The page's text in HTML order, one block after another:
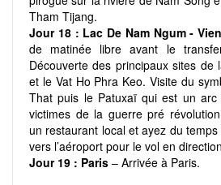
Tham Tijang.
Jour 18 : Lac De Nam Ngum -
de matinée libre avant le
Découverte des principaux sites de
et le Vat Ho Phra Keo. Visite du
That puis le Patuxaï qui est un
victimes de la guerre pré
un restaurant local et ayez du
vers l’aéroport pour le vol en
Jour 19 : Paris – Arrivée à Paris.